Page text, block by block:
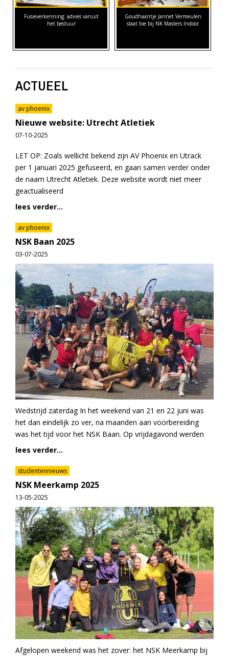
Fusieverkenning: advies vanuit
het bestuur
Goudhaantje Jannet Vermeulen
slaat toe bij NK Masters Indoor
ACTUEEL
av phoenix
Nieuwe website: Utrecht Atletiek
07-10-2025
LET OP: Zoals wellicht bekend zijn AV Phoenix en Utrack
per 1 januari 2025 gefuseerd, en gaan samen verder onder
de naam Utrecht Atletiek. Deze website wordt niet meer
geactualiseerd
lees verder...
av phoenix
NSK Baan 2025
03-07-2025
Wedstrijd zaterdag In het weekend van 21 en 22 juni was
het dan eindelijk zo ver, na maanden aan voorbereiding
was het tijd voor het NSK Baan. Op vrijdagavond werden
lees verder...
studentennieuws
NSK Meerkamp 2025
13-05-2025
Afgelopen weekend was het zover: het NSK Meerkamp bij